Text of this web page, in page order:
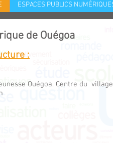
ESPACES PUBLICS
de Ouégoa
:
Ouégoa, Centre du